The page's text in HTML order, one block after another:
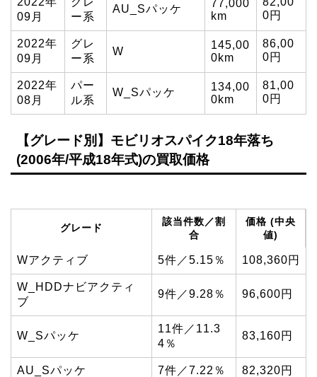
09月
ー系
AU_Sパッケ
77,000
km
0円
2022年
09月
グレ
ー系
W
145,00
0km
86,00
0円
2022年
08月
パー
ル系
W_Sパッケ
134,00
0km
81,00
0円
【グレード別】モビリオスパイク18年落ち
(2006年/平成18年式)の買取価格
グレード
該当件数／割
合
価格 (中央
値)
Wアクティブ 5件／5.15％ 108,360円
W_HDDナビアクティ
ブ
9件／9.28％ 96,600円
W_Sパッケ
11件／11.3
4％
83,160円
AU_Sパッケ 7件／7.22％ 82,320円